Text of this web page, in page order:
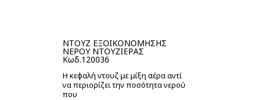
ΝΤΟΥΖ ΕΞΟΙΚΟΝΟΜΗΣΗΣ
ΝΕΡΟΥ ΝΤΟΥΖΙΕΡΑΣ
Κωδ.120036
Η κεφαλή ντουζ με μίξη αέρα αντί
να περιορίζει την ποσότητα νερού
που